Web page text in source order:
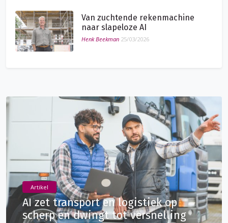
Van zuchtende rekenmachine
naar slapeloze AI
Henk Beekman 25/03/2026
Artikel
AI zet transport en logistiek op
scherp en dwingt tot versnelling